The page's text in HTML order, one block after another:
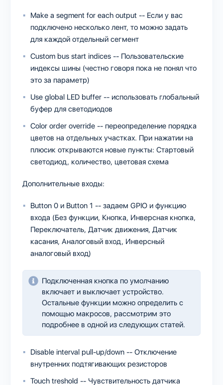
Make a segment for each output -- Если у вас
подключено несколько лент, то можно задать
для каждой отдельный сегмент
Custom bus start indices -- Пользовательские
индексы шины (честно говоря пока не понял что
это за параметр)
Use global LED buffer -- использовать глобальный
буфер для светодиодов
Color order override -- переопределение порядка
цветов на отдельных участках. При нажатии на
плюсик открываются новые пункты: Стартовый
светодиод, количество, цветовая схема
Дополнительные входы:
Button 0 и Button 1 -- задаем GPIO и функцию
входа (Без функции, Кнопка, Инверсная кнопка,
Переключатель, Датчик движения, Датчик
касания, Аналоговый вход, Инверсный
аналоговый вход)
Подключенная кнопка по умолчанию
включает и выключает устройство.
Остальные функции можно определить с
помощью макросов, рассмотрим это
подробнее в одной из следующих статей.
Disable interval pull-up/down -- Отключение
внутренних подтягивающих резисторов
Touch treshold -- Чувствительность датчика